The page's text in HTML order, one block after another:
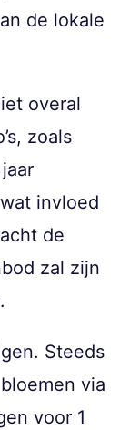
de lokale
overal
zoals
invloed
de
zal zijn
Steeds
via
voor 1